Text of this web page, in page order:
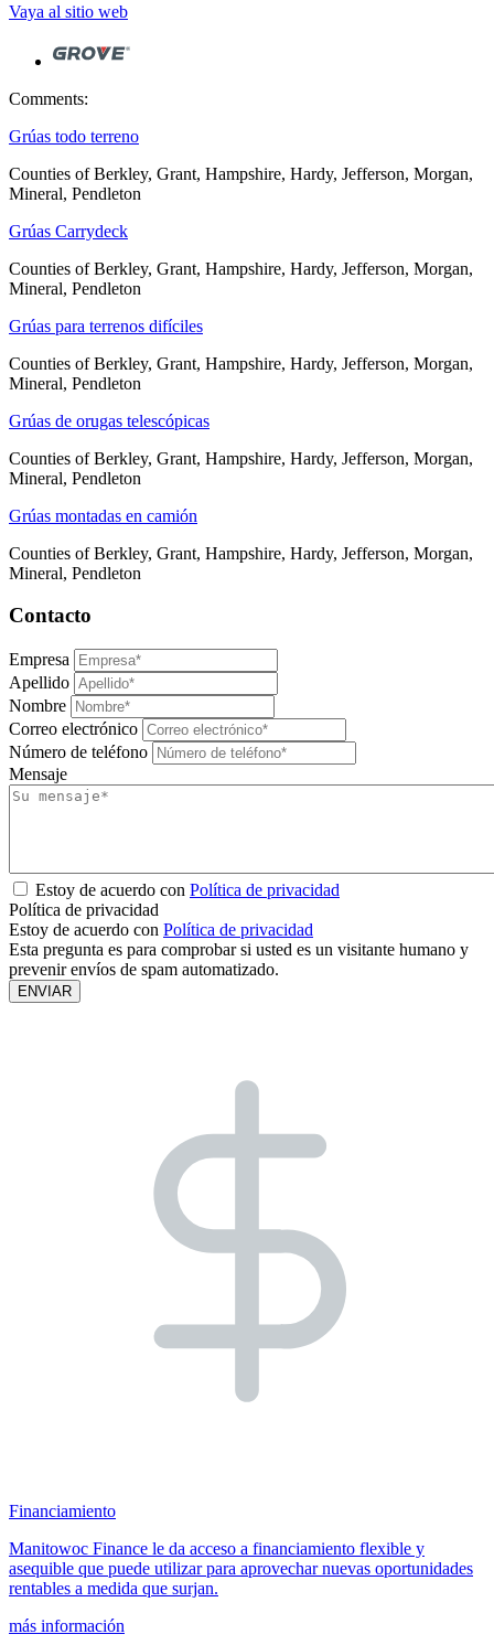
Vaya al sitio web
Comments:
Grúas todo terreno
Counties of Berkley, Grant, Hampshire, Hardy, Jefferson, Morgan,
Mineral, Pendleton
Grúas Carrydeck
Counties of Berkley, Grant, Hampshire, Hardy, Jefferson, Morgan,
Mineral, Pendleton
Grúas para terrenos difíciles
Counties of Berkley, Grant, Hampshire, Hardy, Jefferson, Morgan,
Mineral, Pendleton
Grúas de orugas telescópicas
Counties of Berkley, Grant, Hampshire, Hardy, Jefferson, Morgan,
Mineral, Pendleton
Grúas montadas en camión
Counties of Berkley, Grant, Hampshire, Hardy, Jefferson, Morgan,
Mineral, Pendleton
Contacto
Empresa
Apellido
Nombre
Correo electrónico
Número de teléfono
Mensaje
Estoy de acuerdo con Política de privacidad
Política de privacidad
Estoy de acuerdo con Política de privacidad
Esta pregunta es para comprobar si usted es un visitante humano y
prevenir envíos de spam automatizado.
Financiamiento
Manitowoc Finance le da acceso a financiamiento flexible y
asequible que puede utilizar para aprovechar nuevas oportunidades
rentables a medida que surjan.
más información